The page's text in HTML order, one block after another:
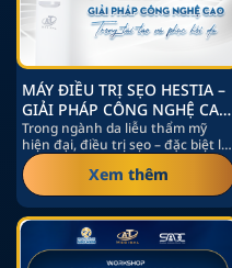
MÁY ĐIỀU TRỊ SẸO HESTIA –
GIẢI PHÁP CÔNG NGHỆ CAO
TRONG TÁI TẠO VÀ PHỤC
HỒI DA
Trong ngành da liễu thẩm mỹ
hiện đại, điều trị sẹo – đặc biệt là
sẹo rỗ…
Xem thêm